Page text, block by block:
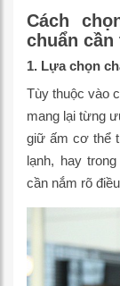
Cách
chuẩn
1. Lựa chọn
Tùy thuộc vào
mang lại từng
giữ ấm cơ thể
lạnh, hay
cần nắm rõ